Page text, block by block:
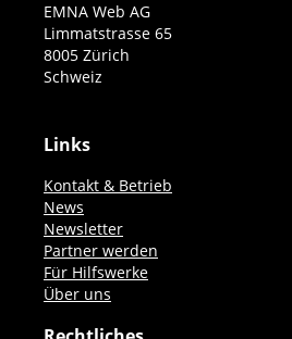
EMNA Web AG
Limmatstrasse 65
8005 Zürich
Schweiz
Links
Kontakt & Betrieb
News
Newsletter
Partner werden
Für Hilfswerke
Über uns